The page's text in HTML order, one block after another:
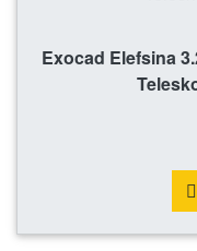
Exocad Elefsina